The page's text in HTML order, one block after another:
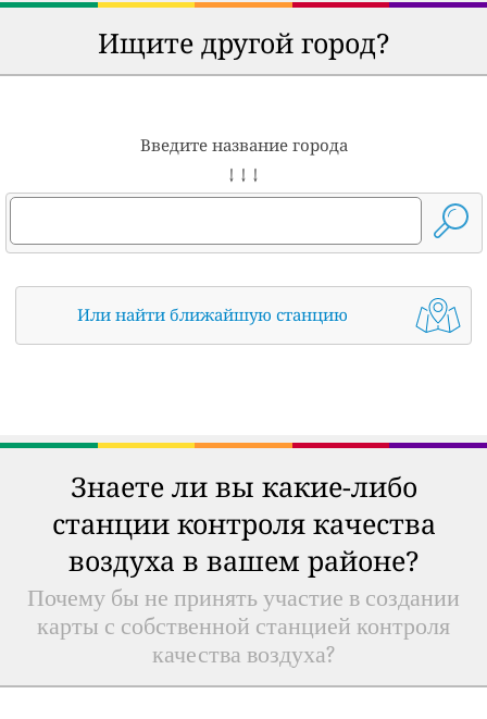
Ищите другой город?
Введите название города
↓ ↓ ↓
Или найти ближайшую станцию
Знаете ли вы какие-либо
станции контроля качества
воздуха в вашем районе?
Почему бы не принять участие в создании
карты с собственной станцией контроля
качества воздуха?